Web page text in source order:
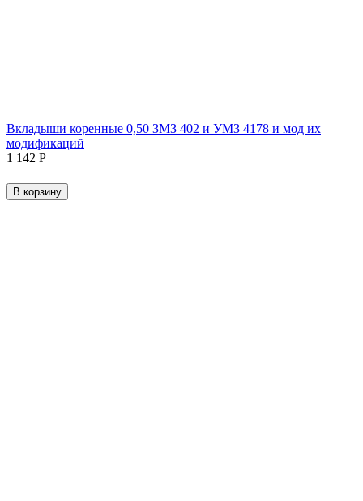
Вкладыши коренные 0,50 ЗМЗ 402 и УМЗ 4178 и мод их
модификаций
1 142 Р
В корзину